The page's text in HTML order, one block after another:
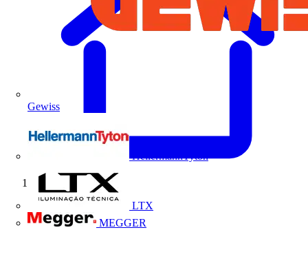
Gewiss
HellermannTyton
LTX
MEGGER
Início